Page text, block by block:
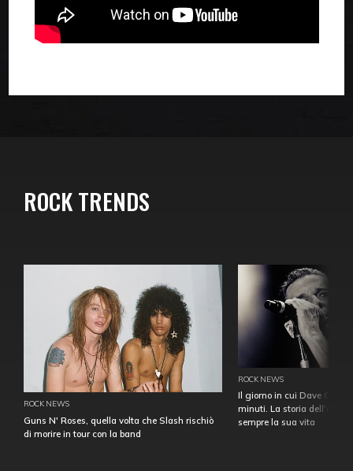
ROCK TRENDS
ROCK NEWS
Guns N' Roses, quella volta che Slash rischiò
di morire in tour con la band
ROCK NEWS
Il giorno in cui Dave
minuti. La storia
sempre la sua vita